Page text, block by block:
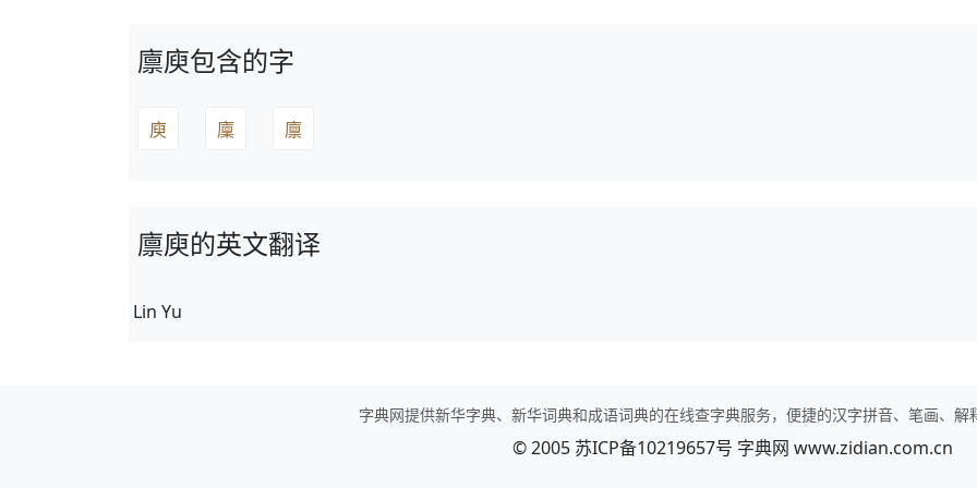
廪庾包含的字
庾 廩 廪
廪庾的英文翻译
Lin Yu
字典网提供新华字典、新华词典和成语词典的在线查字典服务，便捷的汉字拼音、笔画、解
© 2005 苏ICP备10219657号 字典网 www.zidian.com.cn